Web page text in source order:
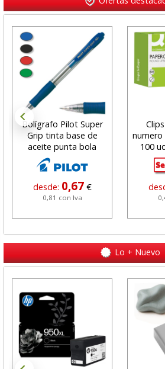
Bolígrafo Pilot Super
Grip tinta base de
aceite punta bola
desde: 0,67 €
0,81 con Iva
numero
100
Lo + Nuevo